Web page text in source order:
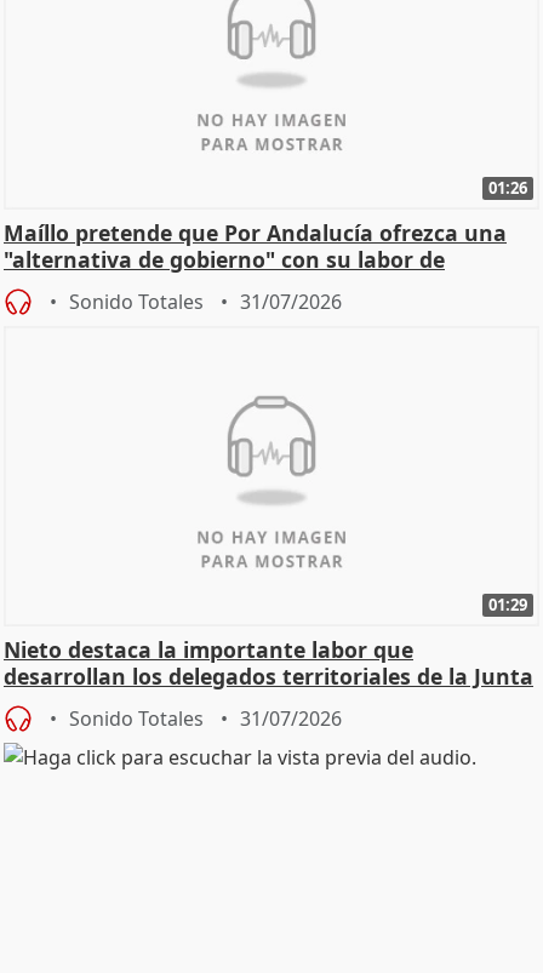
01:26
Maíllo pretende que Por Andalucía ofrezca una
"alternativa de gobierno" con su labor de
oposición
Sonido Totales 31/07/2026
01:29
Nieto destaca la importante labor que
desarrollan los delegados territoriales de la Junta
Sonido Totales 31/07/2026